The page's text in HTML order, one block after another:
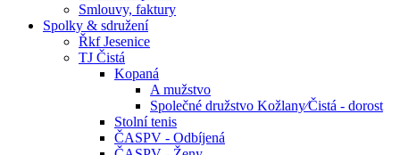
Smlouvy, faktury
Spolky & sdružení
Řkf Jesenice
TJ Čistá
Kopaná
A mužstvo
Společné družstvo Kožlany⁄Čistá - dorost
Stolní tenis
ČASPV - Odbíjená